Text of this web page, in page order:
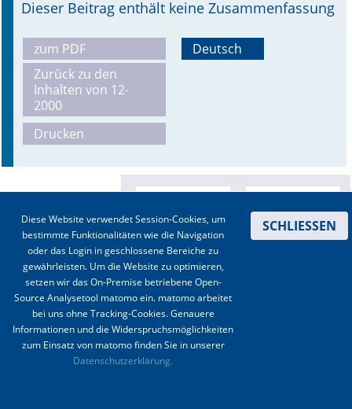
Supplements
Supplements OrphanAnesthesia
Online First
A&I English
Autoren-Service
Bestell-Service
Stellenmarkt
Kongresskalender
Dieser Beitrag enthält keine Zusammenfassung
zum PDF
Zurück zu den
Inhalten von 12-
2000
Drucken
Deutsch
Impressum Datenschutz
Diese Website verwendet Session-Cookies, um
bestimmte Funktionalitäten wie die Navigation
oder das Login in geschlossene Bereiche zu
gewährleisten. Um die Website zu optimieren,
setzen wir das On-Premise betriebene Open-
Source Analysetool matomo ein. matomo arbeitet
bei uns ohne Tracking-Cookies. Genauere
Informationen und die Widerspruchsmöglichkeiten
zum Einsatz von matomo finden Sie in unserer
Datenschutzerklärung.
SCHLIESSEN